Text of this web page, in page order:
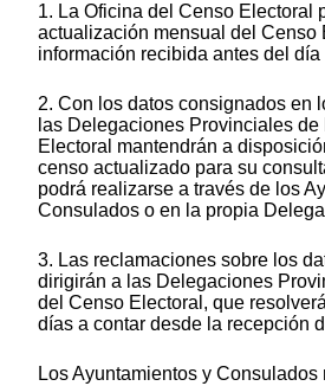
1. La Oficina del Censo Electoral
actualización mensual del Censo
información recibida antes del
2. Con los datos consignados en
las Delegaciones Provinciales
Electoral mantendrán a
censo actualizado para su
podrá realizarse a través de los
Consulados o en la propia
3. Las reclamaciones sobre los
dirigirán a las Delegaciones
del Censo Electoral, que
días a contar desde la recepción
Los Ayuntamientos y Consulados